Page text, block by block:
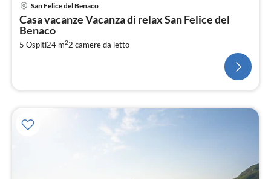
San Felice del Benaco
Casa vacanze Vacanza di relax San Felice del
Benaco
5 Ospiti24 m22 camere da letto